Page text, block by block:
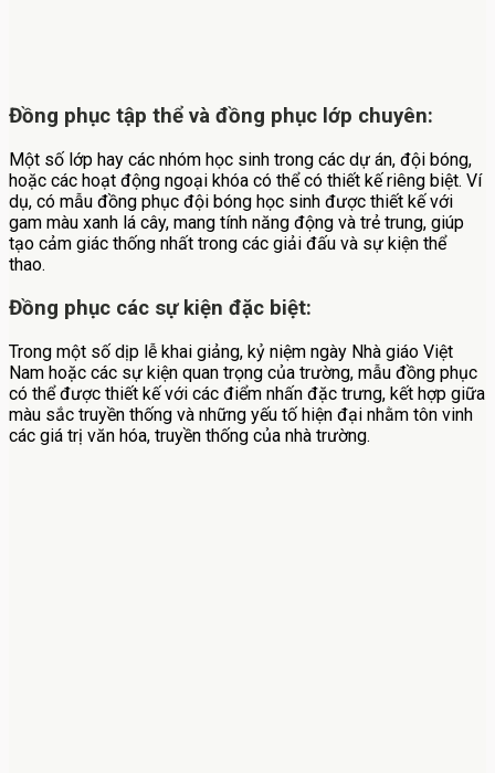
Đồng phục tập thể và đồng phục lớp chuyên:
Một số lớp hay các nhóm học sinh trong các dự án, đội bóng,
hoặc các hoạt động ngoại khóa có thể có thiết kế riêng biệt. Ví
dụ, có mẫu đồng phục đội bóng học sinh được thiết kế với
gam màu xanh lá cây, mang tính năng động và trẻ trung, giúp
tạo cảm giác thống nhất trong các giải đấu và sự kiện thể
thao.
Đồng phục các sự kiện đặc biệt:
Trong một số dịp lễ khai giảng, kỷ niệm ngày Nhà giáo Việt
Nam hoặc các sự kiện quan trọng của trường, mẫu đồng phục
có thể được thiết kế với các điểm nhấn đặc trưng, kết hợp giữa
màu sắc truyền thống và những yếu tố hiện đại nhằm tôn vinh
các giá trị văn hóa, truyền thống của nhà trường.